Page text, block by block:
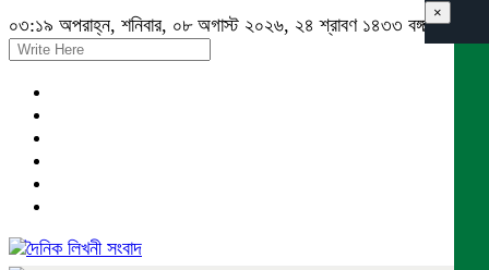
০৩:১৯ অপরাহ্ন, শনিবার, ০৮ অগাস্ট ২০২৬, ২৪ শ্রাবণ ১৪৩৩ বঙ্গাব্দ
×